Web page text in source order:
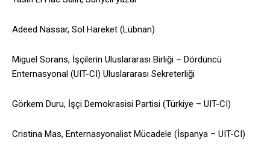
Adeed Nassar, Sol Hareket (Lübnan)
Miguel Sorans, İşçilerin Uluslararası Birliği – Dördüncü
Enternasyonal (UIT-CI) Uluslararası Sekreterliği
Görkem Duru, İşçi Demokrasisi Partisi (Türkiye – UIT-CI)
Cristina Mas, Enternasyonalist Mücadele (İspanya – UIT-CI)